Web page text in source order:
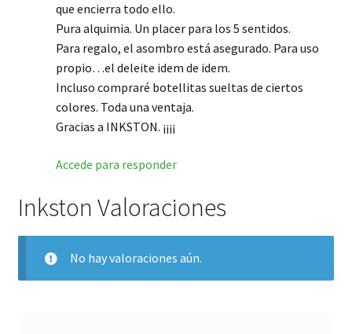
que encierra todo ello.
Pura alquimia. Un placer para los 5 sentidos.
Para regalo, el asombro está asegurado. Para uso
propio…el deleite idem de idem.
Incluso compraré botellitas sueltas de ciertos
colores. Toda una ventaja.
Gracias a INKSTON. ¡¡¡¡
Accede para responder
Inkston Valoraciones
No hay valoraciones aún.